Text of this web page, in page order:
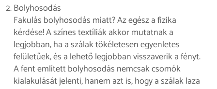
Bolyhosodás
Fakulás bolyhosodás miatt? Az egész a fizika
kérdése! A színes textíliák akkor mutatnak a
legjobban, ha a szálak tökéletesen egyenletes
felületűek, és a lehető legjobban visszaverik a fényt.
A fent említett bolyhosodás nemcsak csomók
kialakulását jelenti, hanem azt is, hogy a szálak laza